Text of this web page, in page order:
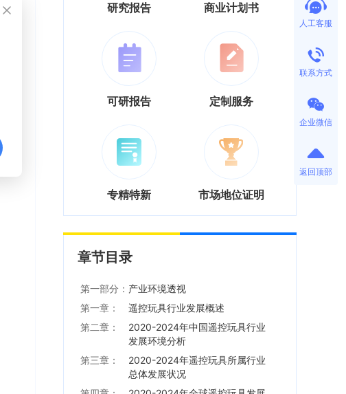
研究报告 商业计划书
可研报告 定制服务
专精特新 市场地位证明
章节目录
第一部分： 产业环境透视
第一章：
遥控玩具行业发展概述
第二章：
2020-2024年中国遥控玩具行业
发展环境分析
第三章：
2020-2024年遥控玩具所属行业
总体发展状况
人工客服
联系方式
企业微信
返回顶部